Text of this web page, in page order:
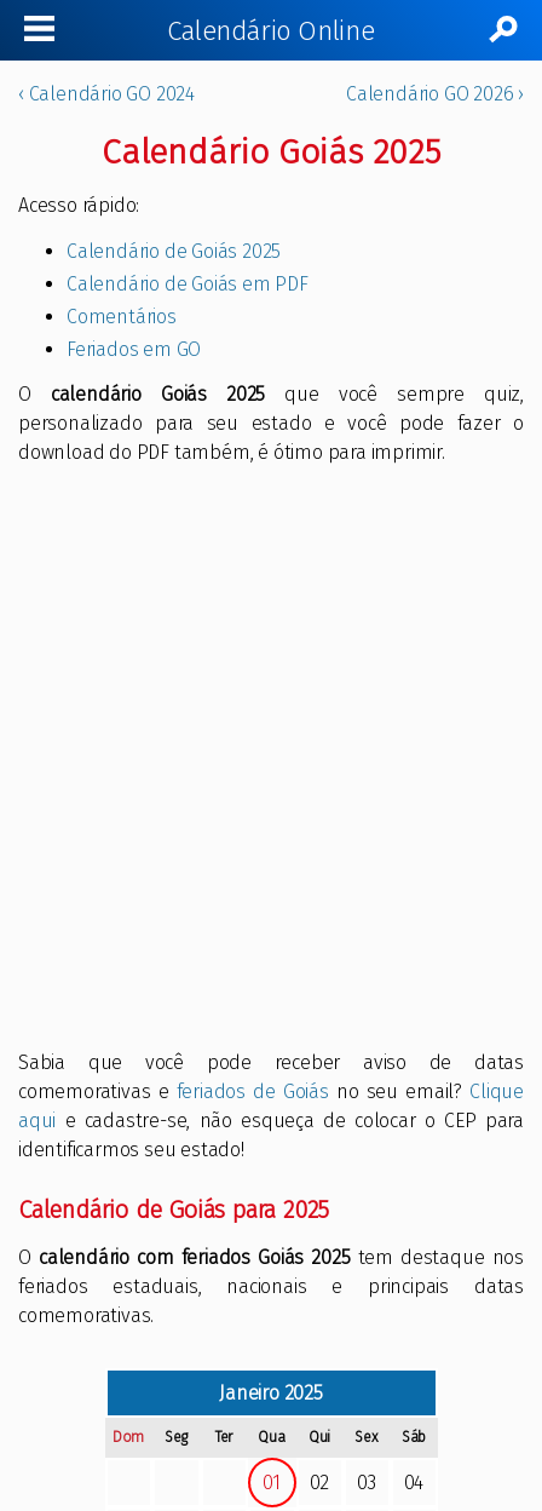
Calendário Online
‹ Calendário GO 2024 Calendário GO 2026 ›
Calendário Goiás 2025
Acesso rápido:
Calendário de Goiás 2025
Calendário de Goiás em PDF
Comentários
Feriados em GO
O calendário Goiás 2025 que você sempre quiz,
personalizado para seu estado e você pode fazer o
download do PDF também, é ótimo para imprimir.
Sabia que você pode receber aviso de datas
comemorativas e feriados de Goiás no seu email? Clique
aqui e cadastre-se, não esqueça de colocar o CEP para
identificarmos seu estado!
Calendário de Goiás para 2025
O calendário com feriados Goiás 2025tem destaque nos
feriados estaduais, nacionais e principais datas
comemorativas.
Janeiro2025
Dom Seg Ter Qua Qui Sex Sáb
01 02 03 04